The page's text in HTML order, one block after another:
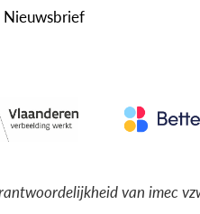
Nieuwsbrief
van imec